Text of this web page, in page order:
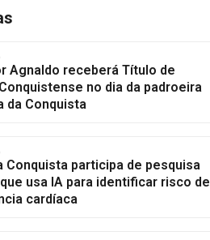
Agnaldo receberá Título de
no dia da padroeira
da Conquista
Conquista participa de pesquisa
usa IA para identificar risco de
cardíaca